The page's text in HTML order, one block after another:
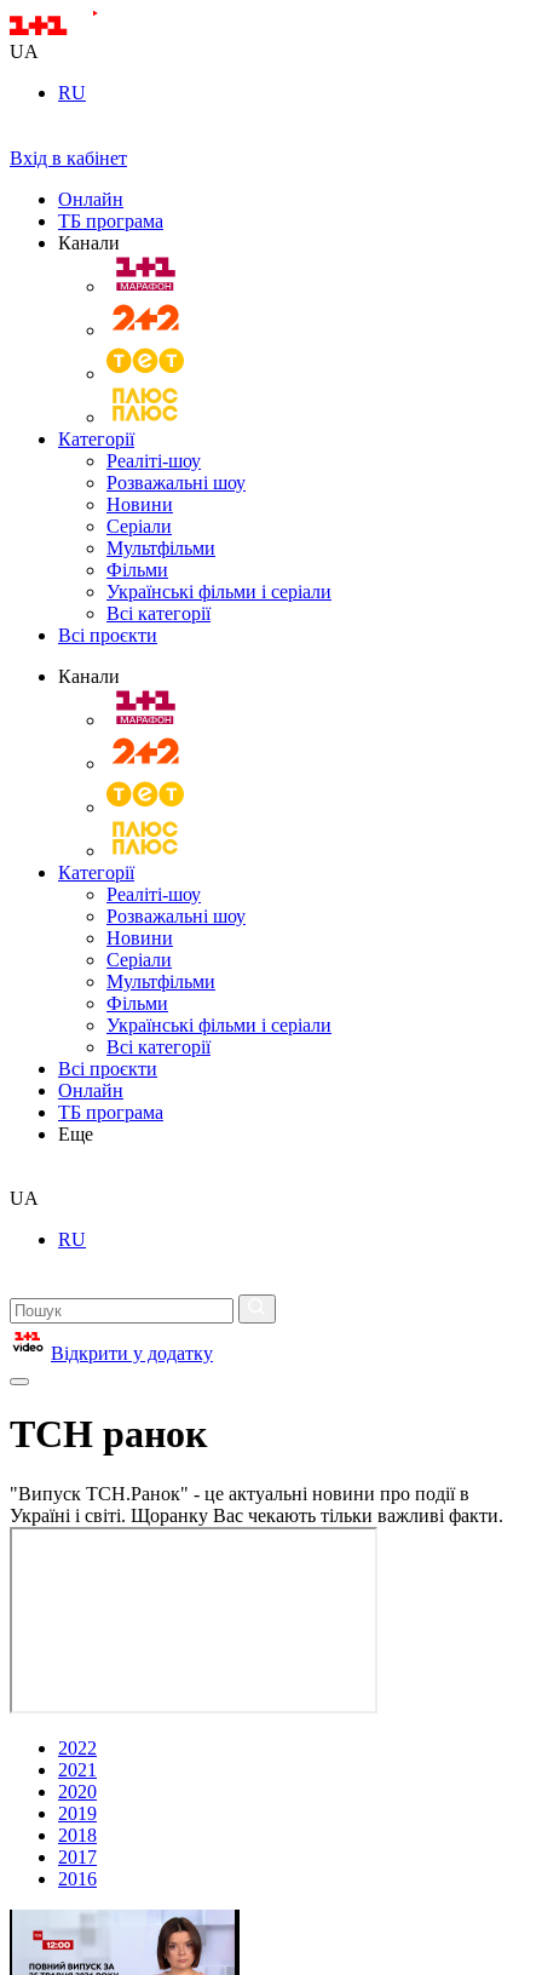
UA
RU
Вхід в кабінет
Онлайн
ТБ програма
Канали
Категорії
Реаліті-шоу
Розважальні шоу
Новини
Серіали
Мультфільми
Фільми
Українські фільми і серіали
Всі категорії
Всі проєкти
Канали
Категорії
Реаліті-шоу
Розважальні шоу
Новини
Серіали
Мультфільми
Фільми
Українські фільми і серіали
Всі категорії
Всі проєкти
Онлайн
ТБ програма
Еще
UA
RU
Відкрити у додатку
ТСН ранок
"Випуск ТСН.Ранок" - це актуальні новини про події в
Україні і світі. Щоранку Вас чекають тільки важливі факти.
2022
2021
2020
2019
2018
2017
2016